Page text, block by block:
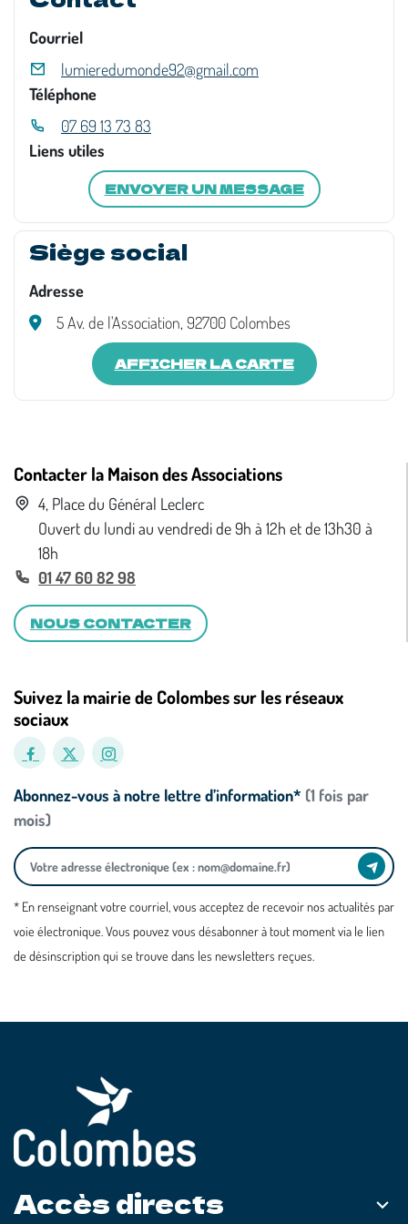
Courriel
lumieredumonde92@gmail.com
Téléphone
07 69 13 73 83
Liens utiles
ENVOYER UN MESSAGE
Siège social
Adresse
5 Av. de l'Association, 92700 Colombes
AFFICHER LA CARTE
Contacter la Maison des Associations
4, Place du Général Leclerc
Ouvert du lundi au vendredi de 9h à 12h et de 13h30 à
18h
01 47 60 82 98
NOUS CONTACTER
Suivez la mairie de Colombes sur les réseaux
sociaux
Abonnez-vous à notre lettre d’information* (1 fois par
mois)
* En renseignant votre courriel, vous acceptez de recevoir nos actualités par
voie électronique. Vous pouvez vous désabonner à tout moment via le lien
de désinscription qui se trouve dans les newsletters reçues.
Accès directs